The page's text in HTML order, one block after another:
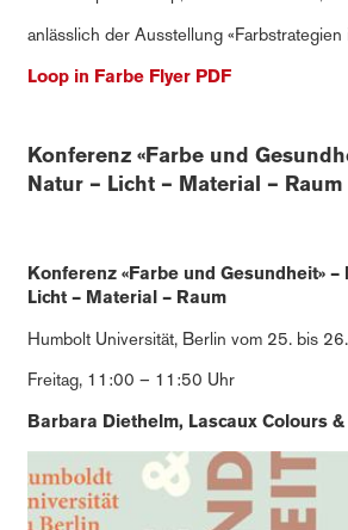
anlässlich der Ausstellung
Loop in Farbe Flyer PDF
Konferenz «Farbe und
Natur – Licht – Material – Raum
Konferenz «Farbe und Gesundheit» –
Licht – Material – Raum
Humbolt Universität, Berlin vom 25. bis
Freitag, 11:00 – 11:50 Uhr
Barbara Diethelm, Lascaux Colours